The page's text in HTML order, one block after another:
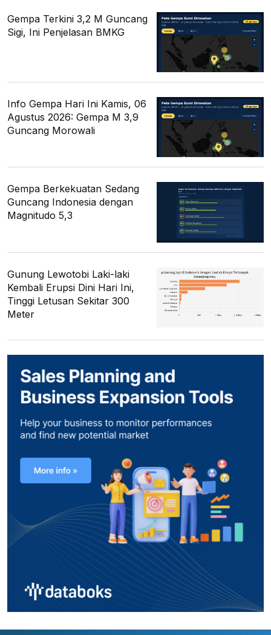
Gempa Terkini 3,2 M Guncang
Sigi, Ini Penjelasan BMKG
Info Gempa Hari Ini Kamis, 06
Agustus 2026: Gempa M 3,9
Guncang Morowali
Gempa Berkekuatan Sedang
Guncang Indonesia dengan
Magnitudo 5,3
Gunung Lewotobi Laki-laki
Kembali Erupsi Dini Hari Ini,
Tinggi Letusan Sekitar 300
Meter